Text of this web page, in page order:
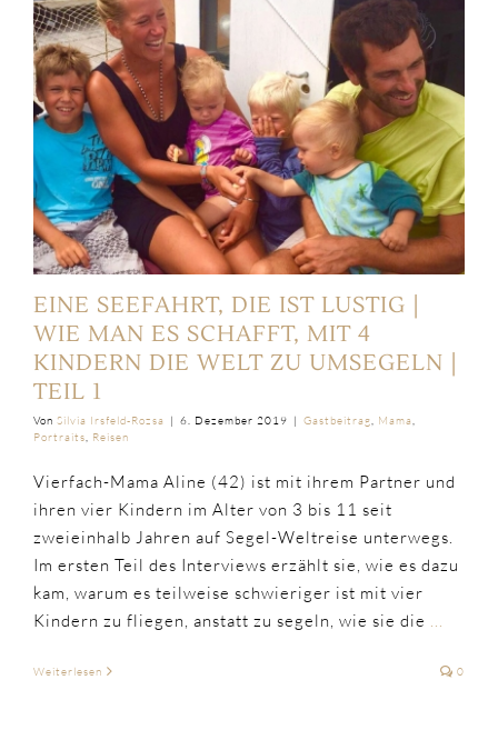
EINE SEEFAHRT, DIE IST LUSTIG |
WIE MAN ES SCHAFFT, MIT 4
KINDERN DIE WELT ZU UMSEGELN |
TEIL 1
Von Silvia Irsfeld-Rozsa | 6. Dezember 2019 | Gastbeitrag, Mama,
Portraits, Reisen
Vierfach-Mama Aline (42) ist mit ihrem Partner und
ihren vier Kindern im Alter von 3 bis 11 seit
zweieinhalb Jahren auf Segel-Weltreise unterwegs.
Im ersten Teil des Interviews erzählt sie, wie es dazu
kam, warum es teilweise schwieriger ist mit vier
Kindern zu fliegen, anstatt zu segeln, wie sie die ...
Weiterlesen 0